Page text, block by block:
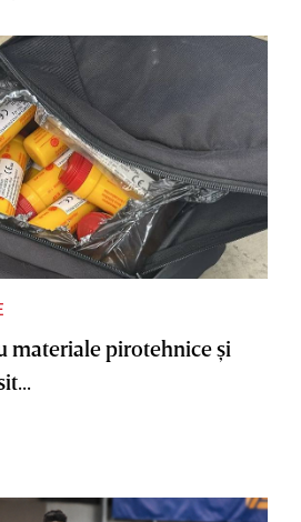
materiale pirotehnice şi